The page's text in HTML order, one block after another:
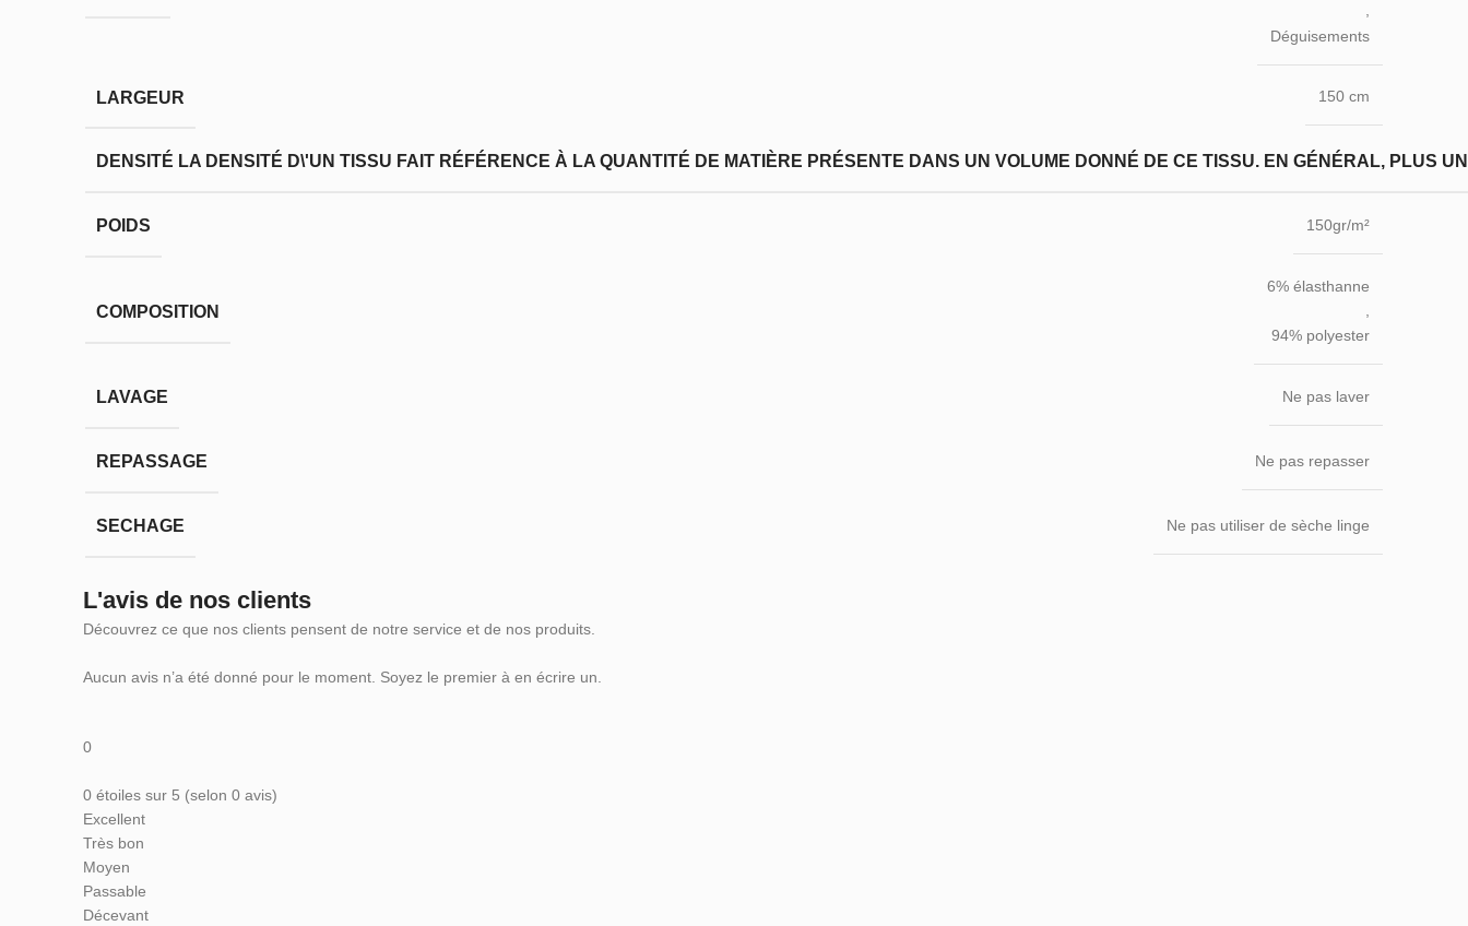
,
Déguisements
LARGEUR 150 cm
DENSITÉ LA DENSITÉ D\'UN TISSU FAIT RÉFÉRENCE À LA QUANTITÉ DE MATIÈRE PRÉSENTE DANS UN VOLUME DONNÉ DE CE TISSU. EN GÉNÉRAL, PLUS
POIDS 150gr/m²
COMPOSITION
6% élasthanne
94% polyester
LAVAGE Ne pas laver
REPASSAGE Ne pas repasser
SECHAGE Ne pas utiliser de sèche linge
L'avis de nos clients
Découvrez ce que nos clients pensent de notre service et de nos produits.
Aucun avis n’a été donné pour le moment. Soyez le premier à en écrire un.
0
0 étoiles sur 5 (selon 0 avis)
Excellent
Très bon
Moyen
Passable
Décevant